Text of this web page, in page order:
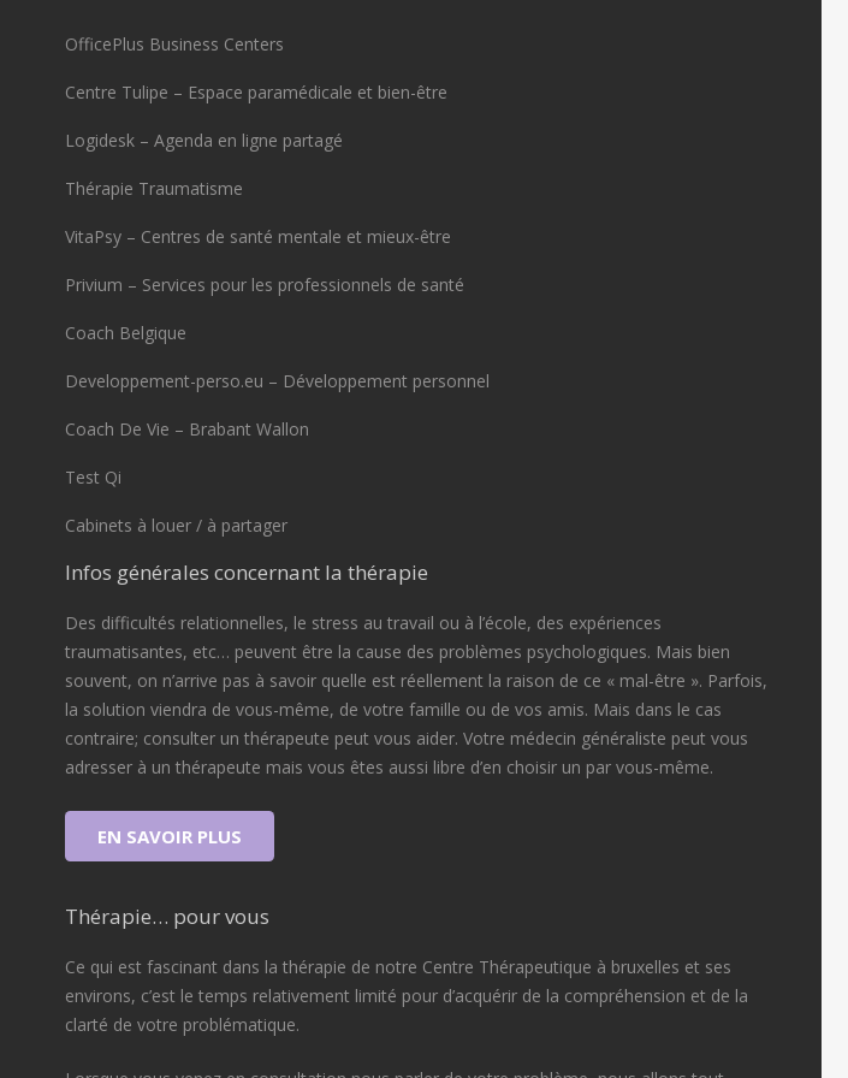
OfficePlus Business Centers
Centre Tulipe – Espace paramédicale et bien-être
Logidesk – Agenda en ligne partagé
Thérapie Traumatisme
VitaPsy – Centres de santé mentale et mieux-être
Privium – Services pour les professionnels de santé
Coach Belgique
Developpement-perso.eu – Développement personnel
Coach De Vie – Brabant Wallon
Test Qi
Cabinets à louer / à partager
Infos générales concernant la thérapie
Des difficultés relationnelles, le stress au travail ou à l’école, des expériences
traumatisantes, etc… peuvent être la cause des problèmes psychologiques. Mais bien
souvent, on n’arrive pas à savoir quelle est réellement la raison de ce « mal-être ». Parfois,
la solution viendra de vous-même, de votre famille ou de vos amis. Mais dans le cas
contraire; consulter un thérapeute peut vous aider. Votre médecin généraliste peut vous
adresser à un thérapeute mais vous êtes aussi libre d’en choisir un par vous-même.
EN SAVOIR PLUS
Thérapie… pour vous
Ce qui est fascinant dans la thérapie de notre Centre Thérapeutique à bruxelles et ses
environs, c’est le temps relativement limité pour d’acquérir de la compréhension et de la
clarté de votre problématique.